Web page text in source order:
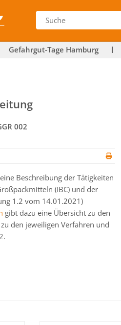
Gefahrgut-Tage Hamburg
002
Beschreibung der Tätigkeiten
(IBC) und der
1.2 vom 14.01.2021)
gibt dazu eine Übersicht zu den
den jeweiligen Verfahren und